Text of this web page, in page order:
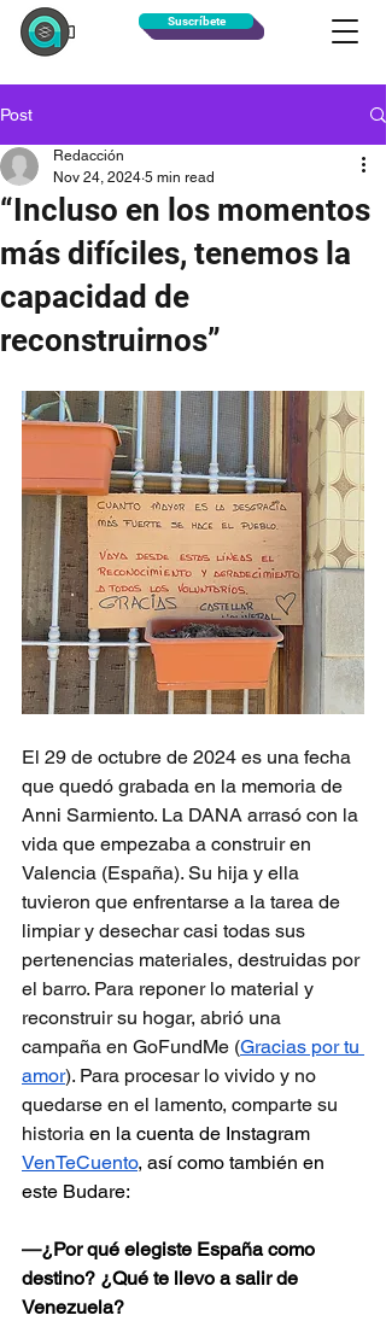
Suscríbete
Post
“Incluso en los momentos
más difíciles, tenemos la
capacidad de
reconstruirnos”
Redacción
Nov 24, 2024 5 min read
El 29 de octubre de 2024 es una fecha
que quedó grabada en la memoria de
Anni Sarmiento. La DANA arrasó con la
vida que empezaba a construir en
Valencia (España). Su hija y ella
tuvieron que enfrentarse a la tarea de
limpiar y desechar casi todas sus
pertenencias materiales, destruidas por
el barro. Para reponer lo material y
reconstruir su hogar, abrió una
campaña en GoFundMe (Gracias por tu
amor). Para procesar lo vivido y no
quedarse en el lamento, comparte su
historia en la cuenta de Instagram
VenTeCuento, así como también en
este Budare:
—¿Por qué elegiste España como
destino? ¿Qué te llevo a salir de
Venezuela?